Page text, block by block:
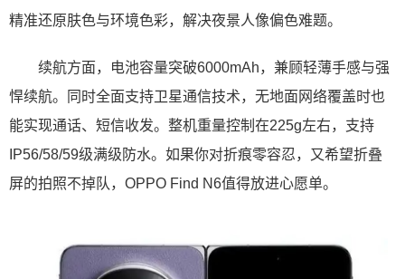
精准还原肤色与环境色彩，解决夜景人像偏色难题。
续航方面，电池容量突破6000mAh，兼顾轻薄手感与强
悍续航。同时全面支持卫星通信技术，无地面网络覆盖时也
能实现通话、短信收发。整机重量控制在225g左右，支持
IP56/58/59级满级防水。如果你对折痕零容忍，又希望折叠
屏的拍照不掉队，OPPO Find N6值得放进心愿单。